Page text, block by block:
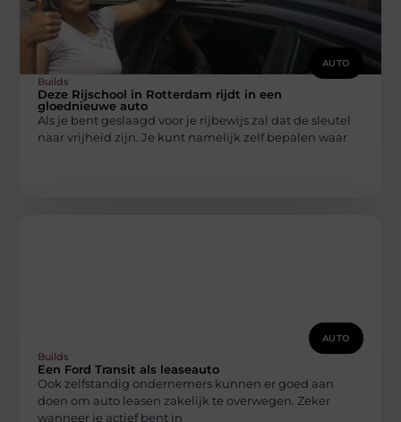
AUTO
Builds
Deze Rijschool in Rotterdam rijdt in een
gloednieuwe auto
Als je bent geslaagd voor je rijbewijs zal dat de sleutel
naar vrijheid zijn. Je kunt namelijk zelf bepalen waar
AUTO
Builds
Een Ford Transit als leaseauto
Ook zelfstandig ondernemers kunnen er goed aan
doen om auto leasen zakelijk te overwegen. Zeker
wanneer je actief bent in